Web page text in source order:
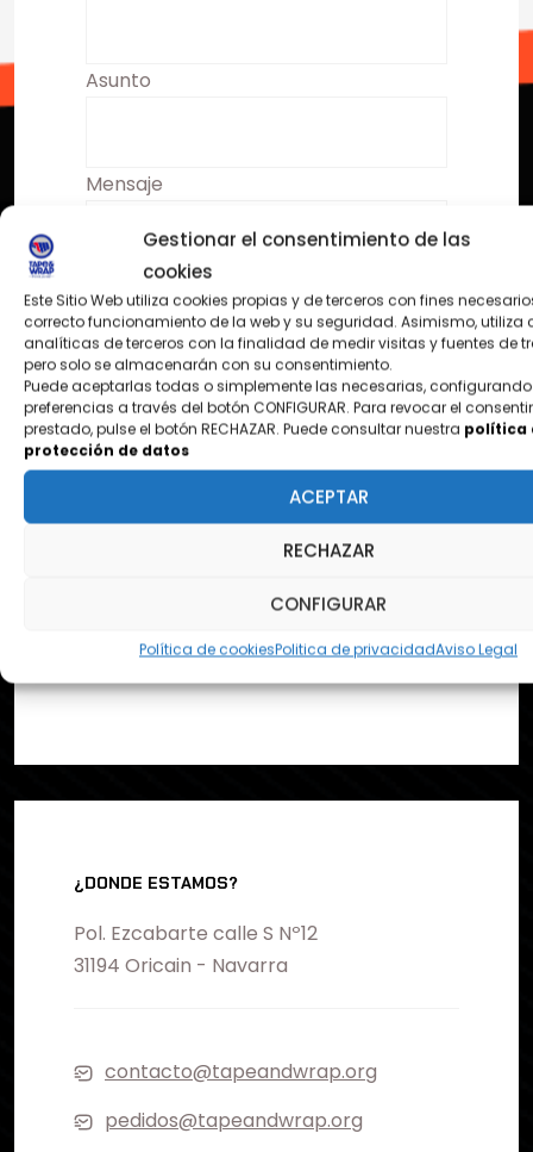
Gestionar el consentimiento de las
cookies
Este Sitio Web utiliza cookies propias y de terceros con fines
correcto funcionamiento de la web y su seguridad. Asimismo, utiliza
analíticas de terceros con la finalidad de medir visitas y fuentes de
pero solo se almacenarán con su consentimiento.
Puede aceptarlas todas o simplemente las necesarias,
preferencias a través del botón CONFIGURAR. Para revocar el
prestado, pulse el botón RECHAZAR. Puede consultar nuestra política
protección de datos
ACEPTAR
RECHAZAR
CONFIGURAR
Política de cookiesPolitica de privacidadAviso Legal
Asunto
Mensaje
Entiendo y consiento el
tratamiento de mis datos para las
finalidades descritas. Para más
política de protección
de datos
Quiero recibir comunicaciones
¿DONDE ESTAMOS?
Pol. Ezcabarte calle S Nº12
31194 Oricain - Navarra
contacto@tapeandwrap.org
pedidos@tapeandwrap.org